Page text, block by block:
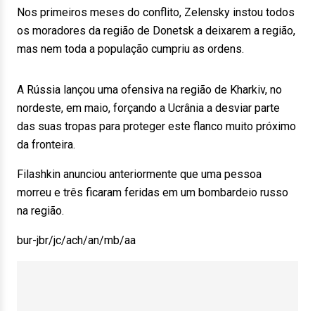
Nos primeiros meses do conflito, Zelensky instou todos
os moradores da região de Donetsk a deixarem a região,
mas nem toda a população cumpriu as ordens.
A Rússia lançou uma ofensiva na região de Kharkiv, no
nordeste, em maio, forçando a Ucrânia a desviar parte
das suas tropas para proteger este flanco muito próximo
da fronteira.
Filashkin anunciou anteriormente que uma pessoa
morreu e três ficaram feridas em um bombardeio russo
na região.
bur-jbr/jc/ach/an/mb/aa